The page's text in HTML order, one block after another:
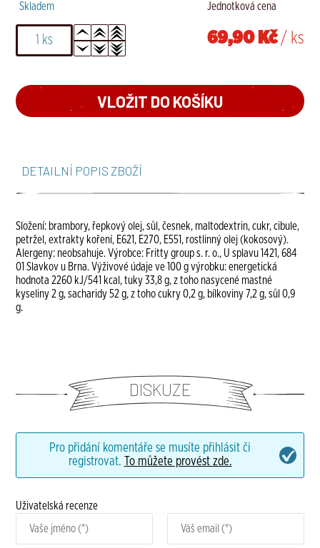
Skladem
Jednotková cena
69,90 Kč/ ks
DETAILNÍ POPIS ZBOŽÍ
Složení: brambory, řepkový olej, sůl, česnek, maltodextrin, cukr, cibule,
petržel, extrakty koření, E621, E270, E551, rostlinný olej (kokosový).
Alergeny: neobsahuje. Výrobce: Fritty group s. r. o., U splavu 1421, 684
01 Slavkov u Brna. Výživové údaje ve 100 g výrobku: energetická
hodnota 2260 kJ/541 kcal, tuky 33,8 g, z toho nasycené mastné
kyseliny 2 g, sacharidy 52 g, z toho cukry 0,2 g, bílkoviny 7,2 g, sůl 0,9
g.
DISKUZE
Pro přidání komentáře se musíte přihlásit či
registrovat. To můžete provést zde.
Uživatelská recenze